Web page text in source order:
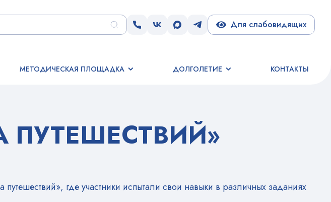
Для слабовидящих
МЕТОДИЧЕСКАЯ ПЛОЩАДКА ДОЛГОЛЕТИЕ КОНТАКТЫ
ПУТЕШЕСТВИЙ»
где участники испытали свои навыки в различных заданиях